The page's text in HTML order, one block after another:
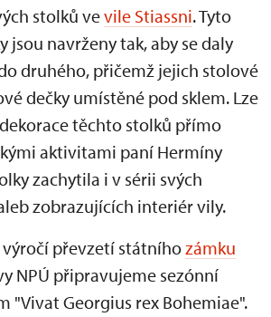
stolků vevile Stiassni. Tyto
jsou navrženy tak, aby se daly
druhého, přičemž jejich stolové
dečky umístěné pod sklem. Lze
těchto stolků přímo
aktivitami paní Hermíny
zachytila i v sérii svých
zobrazujících interiér vily.
převzetí státníhozámku
NPÚ připravujeme sezónní
"Vivat Georgius rex Bohemiae".